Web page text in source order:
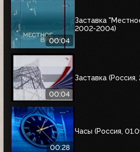
00:04
Заставка
2002-2004)
00:04
Заставка (Россия,
00:28
Часы (Россия,